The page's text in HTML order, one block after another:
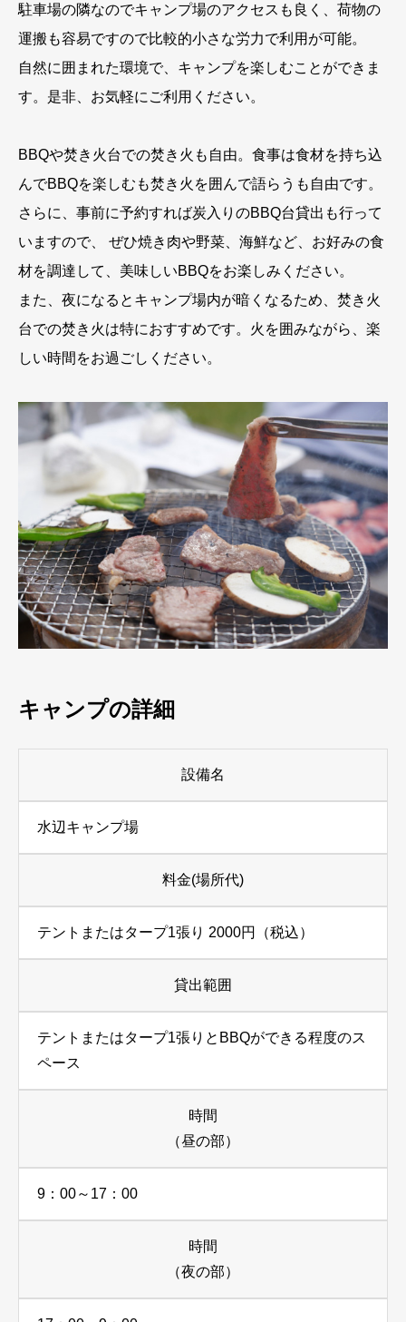
駐車場の隣なのでキャンプ場のアクセスも良く、荷物の
運搬も容易ですので比較的小さな労力で利用が可能。
自然に囲まれた環境で、キャンプを楽しむことができま
す。是非、お気軽にご利用ください。
BBQや焚き火台での焚き火も自由。食事は食材を持ち込
んでBBQを楽しむも焚き火を囲んで語らうも自由です。
さらに、事前に予約すれば炭入りのBBQ台貸出も行って
いますので、 ぜひ焼き肉や野菜、海鮮など、お好みの食
材を調達して、美味しいBBQをお楽しみください。
また、夜になるとキャンプ場内が暗くなるため、焚き火
台での焚き火は特におすすめです。火を囲みながら、楽
しい時間をお過ごしください。
キャンプの詳細
設備名
水辺キャンプ場
料金(場所代)
テントまたはタープ1張り 2000円（税込）
貸出範囲
テントまたはタープ1張りとBBQができる程度のス
ペース
時間
（昼の部）
9：00～17：00
時間
（夜の部）